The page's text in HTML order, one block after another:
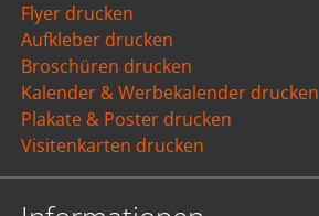
Flyer drucken
Aufkleber drucken
Broschüren drucken
Kalender & Werbekalender drucken
Plakate & Poster drucken
Visitenkarten drucken